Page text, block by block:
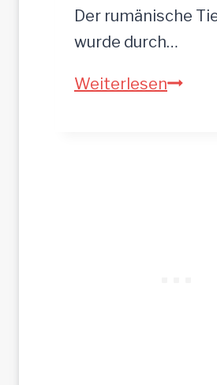
Der rumänische
wurde durch…
WeiterlesenA